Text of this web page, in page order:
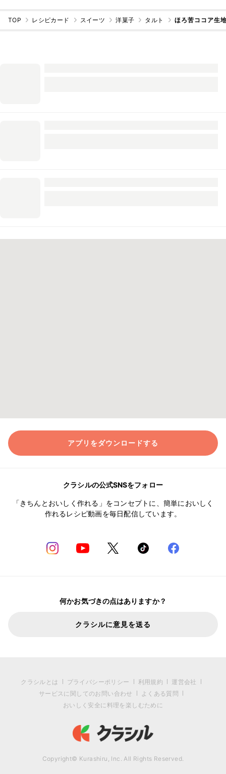
TOP レシピカード スイーツ 洋菓子 タルト ほろ苦ココア生
アプリをダウンロードする
クラシルの公式SNSをフォロー
「きちんとおいしく作れる」をコンセプトに、簡単においしく
作れるレシピ動画を毎日配信しています。
何かお気づきの点はありますか？
クラシルに意見を送る
クラシルとは プライバシーポリシー 利用規約
運営会社
サービスに関してのお問い合わせ
よくある質問
おいしく安全に料理を楽しむために
Copyright© Kurashiru, Inc. All Rights Reserved.